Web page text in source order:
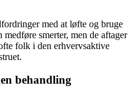
med at løfte og bruge
smerter, men de aftager
folk i den erhvervsaktive
behandling